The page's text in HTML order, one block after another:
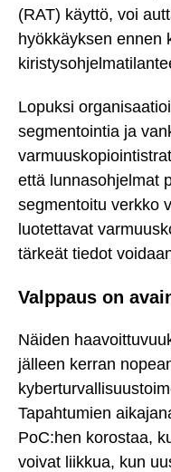
(RAT) käyttö, voi
hyökkäyksen ennen
Lopuksi
segmentointia ja
että lunnasohjelmat
segmentoitu verkko
luotettavat
tärkeät tiedot
Valppaus on
Näiden
jälleen kerran
Tapahtumien
PoC:hen korostaa,
voivat liikkua, kun